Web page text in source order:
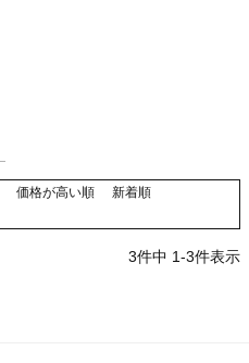
価格が高い順
新着順
3件中 1-3件表示